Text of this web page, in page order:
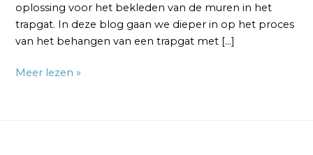
oplossing voor het bekleden van de muren in het
trapgat. In deze blog gaan we dieper in op het proces
van het behangen van een trapgat met […]
Meer lezen »